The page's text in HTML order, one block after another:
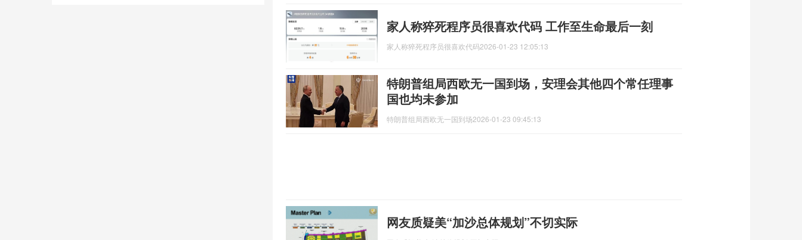
家人称猝死程序员很喜欢代码 工作至生命最后一刻
家人称猝死程序员很喜欢代码2026-01-23 12:05:13
特朗普组局西欧无一国到场，安理会其他四个常任理事
国也均未参加
特朗普组局西欧无一国到场2026-01-23 09:45:13
网友质疑美“加沙总体规划”不切实际